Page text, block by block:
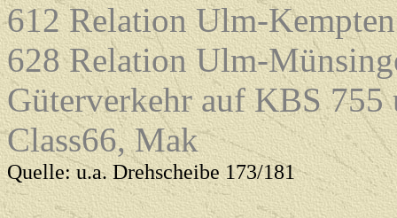
612 Relation Ulm-
628 Relation Ulm-
Güterverkehr auf KBS
Class66, Mak
Quelle: u.a. Drehscheibe 173/181